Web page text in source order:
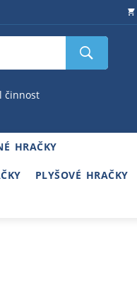
činnost
HRAČKY
PLYŠOVÉ HRAČKY